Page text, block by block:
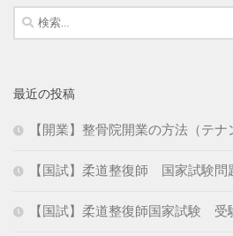
検
索:
最近の投稿
【開業】整骨院開業の方法（テナ
【国試】柔道整復師 国家試験
【国試】柔道整復師国家試験 受